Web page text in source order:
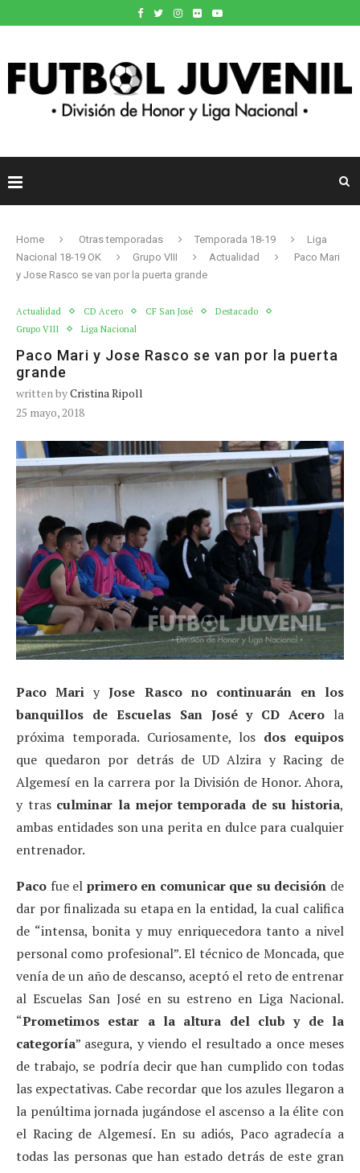
Home Otras temporadas Temporada 18-19
Liga
Nacional 18-19 OK
Grupo VIII Actualidad
Paco Mari
y Jose Rasco se van por la puerta grande
Actualidad CD Acero CF San José
Destacado
Grupo VIII
Liga Nacional
Paco Mari y Jose Rasco se van por la puerta
grande
written byCristina Ripoll
25 mayo, 2018
Paco Mari yJose Rasco no continuarán en los
banquillos de Escuelas San José y CD Acero la
próxima temporada. Curiosamente, los dos equipos
que quedaron por detrás de UD Alzira y Racing de
Algemesí en la carrera por la División de Honor. Ahora,
y tras culminar la mejor temporada de su historia,
ambas entidades son una perita en dulce para cualquier
entrenador.
Paco fue el primero en comunicar que su decisión de
dar por finalizada su etapa en la entidad, la cual califica
de “intensa, bonita y muy enriquecedora tanto a nivel
personal como profesional”. El técnico de Moncada, que
venía de un año de descanso, aceptó el reto de entrenar
al Escuelas San José en su estreno en Liga Nacional.
“Prometimos estar a la altura del club y de la
categoría” asegura, y viendo el resultado a once meses
de trabajo, se podría decir que han cumplido con todas
las expectativas. Cabe recordar que los azules llegaron a
la penúltima jornada jugándose el ascenso a la élite con
el Racing de Algemesí. En su adiós, Paco agradecía a
todas las personas que han estado detrás de este gran